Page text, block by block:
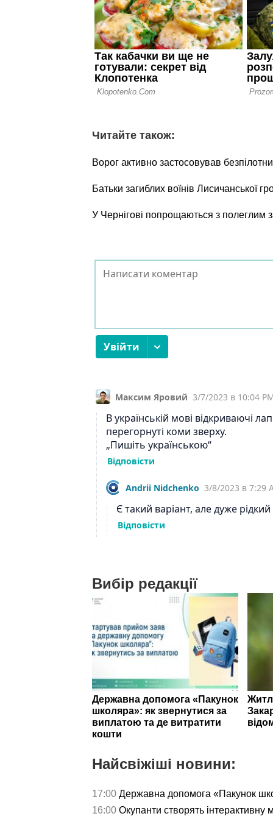
Читайте також:
Ворог активно застосовував
Батьки загиблих воїнів Лисичанської
У Чернігові попрощаються з
Вибір редакції
Державна допомога «Пакунок
школяра»: як звернутися за
виплатою та де витратити
кошти
Найсвіжіші новини:
17:00 Державна допомога «Пакунок
16:00 Окупанти створять інтерактивну